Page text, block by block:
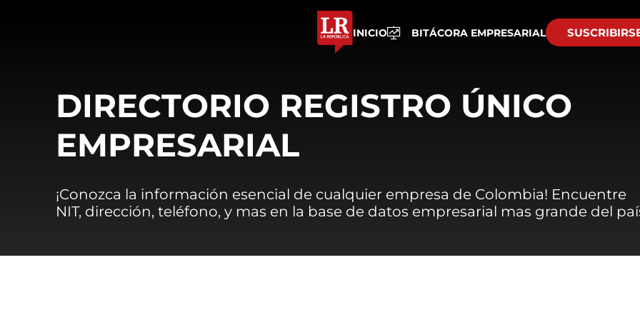
INICIO BITÁCORA EMPRESARIAL
DIRECTORIO REGISTRO ÚNICO
EMPRESARIAL
¡Conozca la información esencial de cualquier empresa de Colombia! Encuentre
NIT, dirección, teléfono, y mas en la base de datos empresarial mas grande del